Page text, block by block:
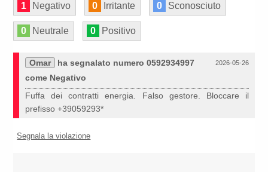
1 Negativo 0 Irritante 0 Sconosciuto
0 Neutrale 0 Positivo
2026-05-26
Omar
ha segnalato numero 0592934997
come Negativo
Fuffa dei contratti energia. Falso gestore. Bloccare il
prefisso +39059293*
Segnala la violazione